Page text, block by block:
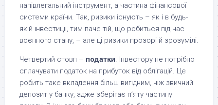
напівлегальний інструмент, а частина фінансової
системи країни. Так, ризики існують – як і в будь-
якій інвестиції, тим паче тій, що робиться під час
воєнного стану, – але ці ризики прозорі й зрозумілі.
Четвертий стовп – податки. Інвестору не потрібно
сплачувати податок на прибуток від облігацій. Це
робить таке вкладення більш вигідним, ніж звичний
депозит у банку, адже зберігає п’яту частину